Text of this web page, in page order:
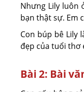
Nhưng Lily luôn
bạn thật sự. Em
Con búp bê Lily
đẹp của tuổi thơ
Bài 2: Bài